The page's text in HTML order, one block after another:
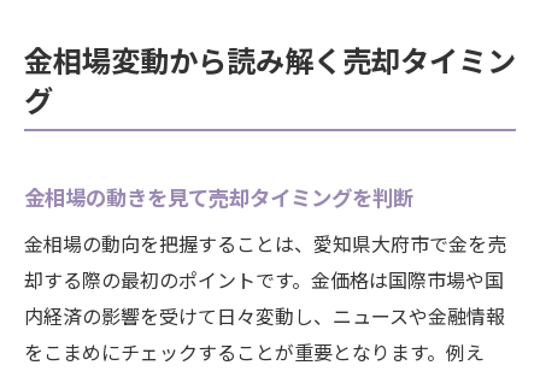
金相場変動から読み解く売却タイミン
グ
金相場の動きを見て売却タイミングを判断
金相場の動向を把握することは、愛知県大府市で金を売
却する際の最初のポイントです。金価格は国際市場や国
内経済の影響を受けて日々変動し、ニュースや金融情報
をこまめにチェックすることが重要となります。例え